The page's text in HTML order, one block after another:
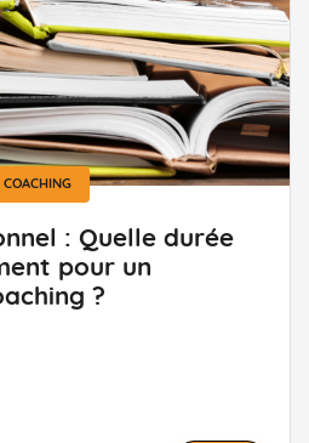
COACHING
: Quelle durée
pour un
?